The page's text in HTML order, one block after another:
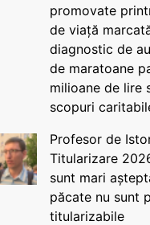
promovate
de viață
diagnostic de
de maratoane
milioane de lire
scopuri
Profesor de
Titularizare
sunt mari
păcate nu sunt
titularizabile